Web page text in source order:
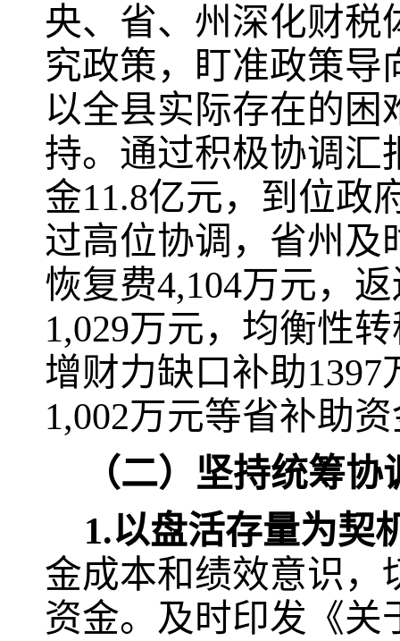
央、省、州深化财税
究政策，盯准政策导
以全县实际存在的
持。通过积极协调汇
金11.8亿元，到位政
过高位协调，省州及
恢复费4,104万元，
1,029万元，均衡性
增财力缺口补助1397
1,002万元等省补助
（二）坚持统筹
1.以盘活存量为契
金成本和绩效意识，
资金。 及时印发《关